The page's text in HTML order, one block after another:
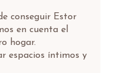
conseguir Estor
en cuenta el
hogar.
espacios íntimos y